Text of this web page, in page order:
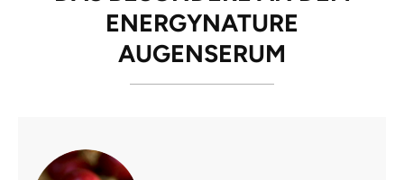
ENERGYNATURE
AUGENSERUM